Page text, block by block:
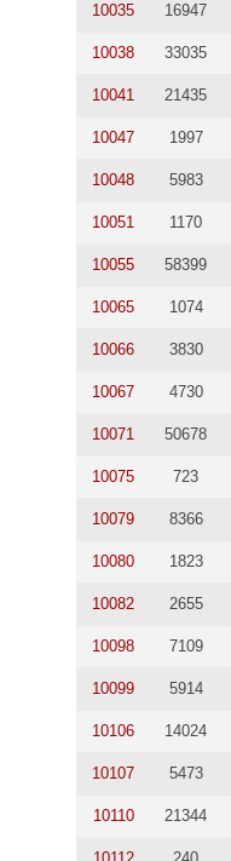
10035 16947
10038 33035
10041 21435
10047 1997
10048 5983
10051 1170
10055 58399
10065 1074
10066 3830
10067 4730
10071 50678
10075 723
10079 8366
10080 1823
10082 2655
10098 7109
10099 5914
10106 14024
10107 5473
10110 21344